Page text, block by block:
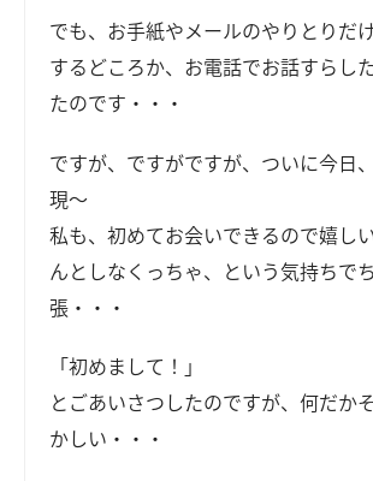
でも、お手紙やメールのやりとりだ
するどころか、お電話でお話すらし
たのです・・・
ですが、ですがですが、ついに今日
現～
私も、初めてお会いできるので嬉し
んとしなくっちゃ、という気持ちで
張・・・
「初めまして！」
とごあいさつしたのですが、何だか
かしい・・・